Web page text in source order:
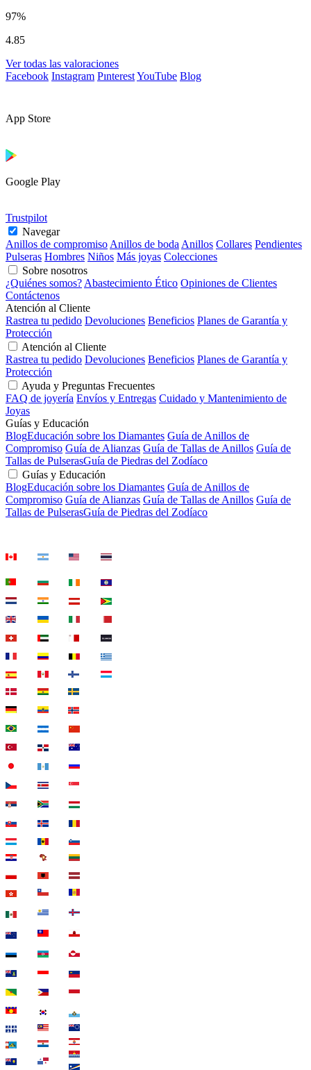
97%
4.85
Ver todas las valoraciones
Facebook Instagram PınterestYouTube Blog
App Store
Google Play
Trustpilot
Navegar
Anillos de compromiso Anillos de boda Anillos Collares Pendientes
Pulseras Hombres Niños Más joyas Colecciones
Sobre nosotros
¿Quiénes somos? Abastecimiento Ético Opiniones de Clientes
Contáctenos
Atención al Cliente
Rastrea tu pedido Devoluciones Beneficios Planes de Garantía y
Protección
Atención al Cliente
Rastrea tu pedido Devoluciones Beneficios Planes de Garantía y
Protección
Ayuda y Preguntas Frecuentes
FAQ de joyería Envíos y Entregas Cuidado y Mantenimiento de
Joyas
Guías y Educación
BlogEducación sobre los Diamantes Guía de Anillos de
Compromiso Guía de Alianzas Guía de Tallas de Anillos Guía de
Tallas de PulserasGuía de Piedras del Zodíaco
Guías y Educación
BlogEducación sobre los Diamantes Guía de Anillos de
Compromiso Guía de Alianzas Guía de Tallas de Anillos Guía de
Tallas de PulserasGuía de Piedras del Zodíaco